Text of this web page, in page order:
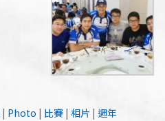
| Photo | 比賽 |相片 | 週年